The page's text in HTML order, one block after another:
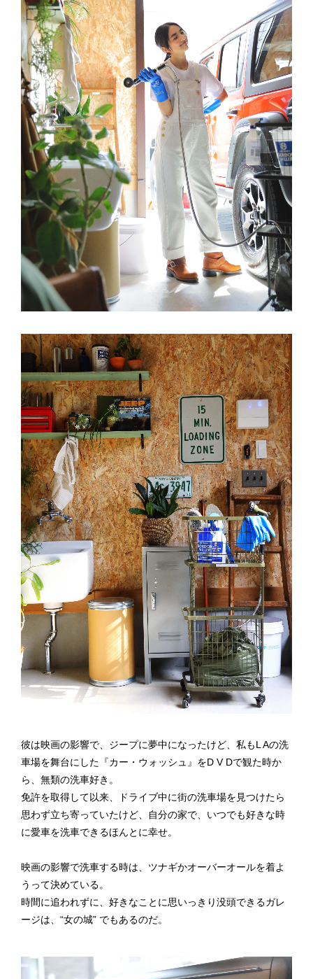
彼は映画の影響で、ジープに夢中になったけど、私もL Aの洗
車場を舞台にした『カー・ウォッシュ』をD V Dで観た時か
ら、無類の洗車好き。
免許を取得して以来、ドライブ中に街の洗車場を見つけたら
思わず立ち寄っていたけど、自分の家で、いつでも好きな時
に愛車を洗車できるほんとに幸せ。
映画の影響で洗車する時は、ツナギかオーバーオールを着よ
うって決めている。
時間に追われずに、好きなことに思いっきり没頭できるガレ
ージは、“女の城” でもあるのだ。